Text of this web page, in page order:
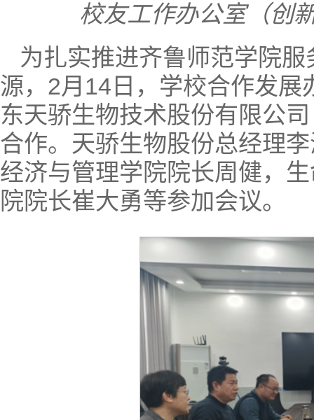
校友工作办公室（创
为扎实推进齐鲁师范学院
源，2月14日，学校合作发
东天骄生物技术股份有限公
合作。天骄生物股份总经理
经济与管理学院院长周健，
院院长崔大勇等参加会议。